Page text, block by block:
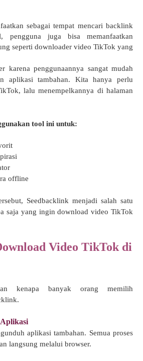
sebagai tempat mencari backlink
pengguna juga bisa memanfaatkan
seperti downloader video TikTok yang
karena penggunaannya sangat mudah
aplikasi tambahan. Kita hanya perlu
lalu menempelkannya di halaman
tool ini untuk:
offline
Seedbacklink menjadi salah satu
saja yang ingin download video TikTok
Video TikTok di
kenapa banyak orang memilih
aplikasi tambahan. Semua proses
langsung melalui browser.